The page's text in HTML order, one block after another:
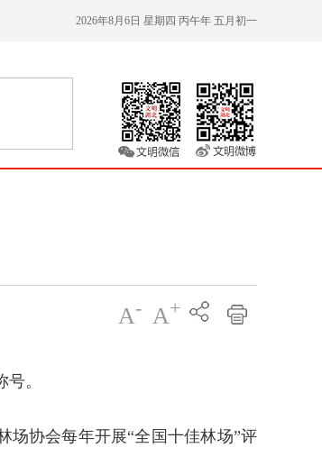
2026年8月6日 星期四 丙午年 五月初一
A- A+
。
协会每年开展“全国十佳林场”评